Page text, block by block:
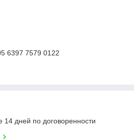
6397 7579 0122
14 дней по договоренности